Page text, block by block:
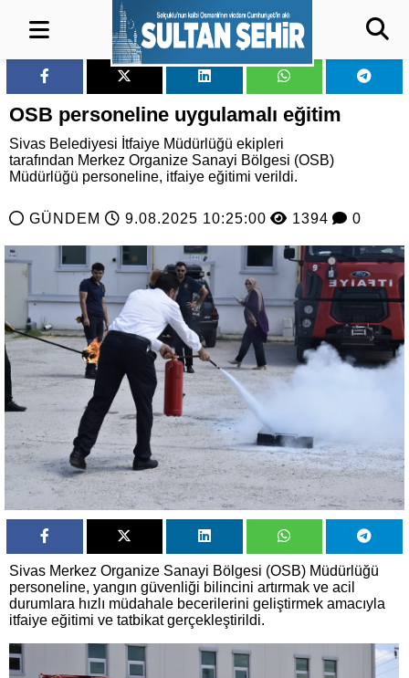
OSB personeline uygulamalı eğitim
Sivas Belediyesi İtfaiye Müdürlüğü ekipleri
tarafından Merkez Organize Sanayi Bölgesi (OSB)
Müdürlüğü personeline, itfaiye eğitimi verildi.
GÜNDEM 9.08.2025 10:25:00 1394 0
Sivas Merkez Organize Sanayi Bölgesi (OSB) Müdürlüğü
personeline, yangın güvenliği bilincini artırmak ve acil
durumlara hızlı müdahale becerilerini geliştirmek amacıyla
itfaiye eğitimi ve tatbikat gerçekleştirildi.